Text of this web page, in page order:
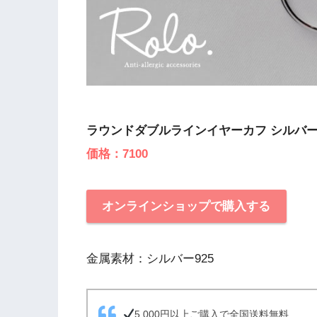
ラウンドダブルラインイヤーカフ シルバ
価格：7100
オンラインショップで購入する
金属素材：シルバー925
5,000円以上ご購入で全国送料無料